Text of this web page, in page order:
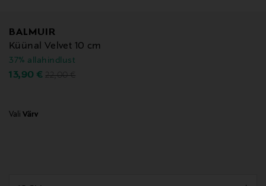
BALMUIR
Küünal Velvet 10 cm
37% allahindlust
Discounted Price
13,90 € Original Price
22,00 €
Vali Värv